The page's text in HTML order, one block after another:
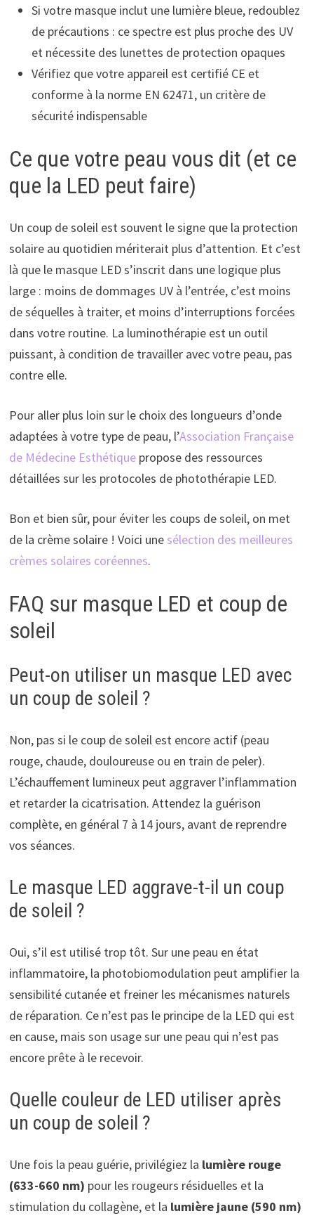
Si votre masque inclut une lumière bleue, redoublez
de précautions : ce spectre est plus proche des UV
et nécessite des lunettes de protection opaques
Vérifiez que votre appareil est certifié CE et
conforme à la norme EN 62471, un critère de
sécurité indispensable
Ce que votre peau vous dit (et ce
que la LED peut faire)
Un coup de soleil est souvent le signe que la protection
solaire au quotidien mériterait plus d’attention. Et c’est
là que le masque LED s’inscrit dans une logique plus
large : moins de dommages UV à l’entrée, c’est moins
de séquelles à traiter, et moins d’interruptions forcées
dans votre routine. La luminothérapie est un outil
puissant, à condition de travailler avec votre peau, pas
contre elle.
Pour aller plus loin sur le choix des longueurs d’onde
adaptées à votre type de peau, l’Association Française
de Médecine Esthétiquepropose des ressources
détaillées sur les protocoles de photothérapie LED.
Bon et bien sûr, pour éviter les coups de soleil, on met
de la crème solaire ! Voici une sélection des meilleures
crèmes solaires coréennes.
FAQ sur masque LED et coup de
soleil
Peut-on utiliser un masque LED avec
un coup de soleil ?
Non, pas si le coup de soleil est encore actif (peau
rouge, chaude, douloureuse ou en train de peler).
L’échauffement lumineux peut aggraver l’inflammation
et retarder la cicatrisation. Attendez la guérison
complète, en général 7 à 14 jours, avant de reprendre
vos séances.
Le masque LED aggrave-t-il un coup
de soleil ?
Oui, s’il est utilisé trop tôt. Sur une peau en état
inflammatoire, la photobiomodulation peut amplifier la
sensibilité cutanée et freiner les mécanismes naturels
de réparation. Ce n’est pas le principe de la LED qui est
en cause, mais son usage sur une peau qui n’est pas
encore prête à le recevoir.
Quelle couleur de LED utiliser après
un coup de soleil ?
Une fois la peau guérie, privilégiez la lumière rouge
(633-660 nm) pour les rougeurs résiduelles et la
stimulation du collagène, et la lumière jaune (590 nm)